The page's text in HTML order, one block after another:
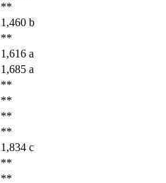
**
1,460 b
**
1,616 a
1,685 a
**
**
**
**
1,834 c
**
**